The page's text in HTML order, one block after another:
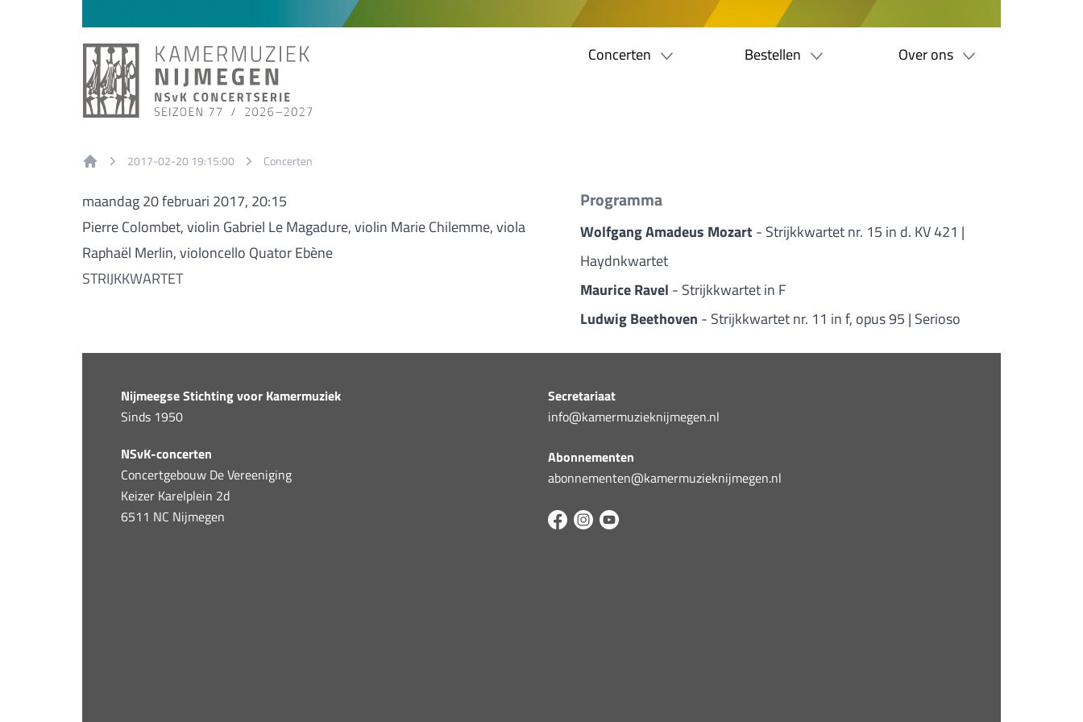
Concerten Bestellen Over ons
2017-02-20 19:15:00 Concerten
maandag 20 februari 2017, 20:15
Pierre Colombet, violin Gabriel Le Magadure, violin Marie Chilemme, viola
Raphaël Merlin, violoncello Quator Ebène
STRIJKKWARTET
Programma
Wolfgang Amadeus Mozart - Strijkkwartet nr. 15 in d. KV 421 |
Haydnkwartet
Maurice Ravel - Strijkkwartet in F
Ludwig Beethoven - Strijkkwartet nr. 11 in f, opus 95 | Serioso
Nijmeegse Stichting voor Kamermuziek
Sinds 1950
NSvK-concerten
Concertgebouw De Vereeniging
Keizer Karelplein 2d
6511 NC Nijmegen
Secretariaat
info@kamermuzieknijmegen.nl
Abonnementen
abonnementen@kamermuzieknijmegen.nl